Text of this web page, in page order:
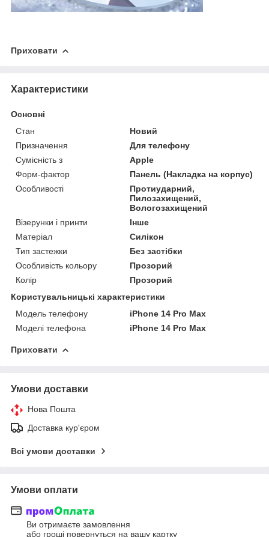
Приховати
Характеристики
Основні
Стан
Новий
Призначення
Для телефону
Сумісність з
Apple
Форм-фактор
Панель (Накладка на корпус)
Особливості
Протиударний,
Пилозахищений,
Вологозахищений
Візерунки і принти
Інше
Матеріал
Силікон
Тип застежки
Без застібки
Особливість кольору
Прозорий
Колір
Прозорий
Користувальницькі характеристики
Модель телефону
iРhone 14 Pro Max
Моделі телефона
iРhone 14 Pro Max
Приховати
Умови доставки
Нова Пошта
Доставка кур'єром
Всі умови доставки
Умови оплати
Ви отримаєте замовлення
або гроші повернуться на вашу картку